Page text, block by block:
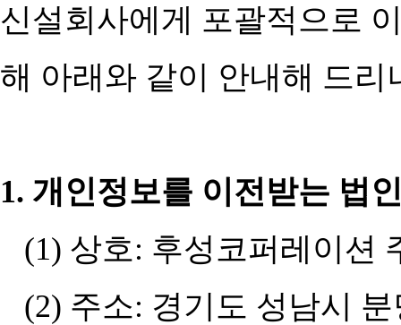
신설회사에게 포괄적으로
해 아래와 같이 안내해 드
1. 개인정보를 이전받는 법
(1) 상호: 후성코퍼레이션
(2) 주소: 경기도 성남시